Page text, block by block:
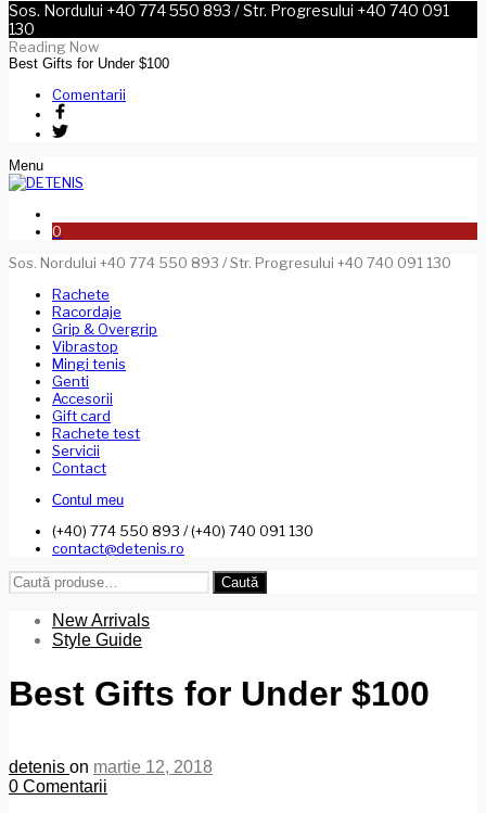
Sos. Nordului +40 774 550 893 / Str. Progresului +40 740 091
130
Reading Now
Best Gifts for Under $100
Comentarii
Menu
0
Sos. Nordului +40 774 550 893 / Str. Progresului +40 740 091 130
Rachete
Racordaje
Grip & Overgrip
Vibrastop
Mingi tenis
Genti
Accesorii
Gift card
Rachete test
Servicii
Contact
Contul meu
(+40) 774 550 893 / (+40) 740 091 130
contact@detenis.ro
Caută
după:
Caută
New Arrivals
Style Guide
Best Gifts for Under $100
detenis on martie 12, 2018
0 Comentarii